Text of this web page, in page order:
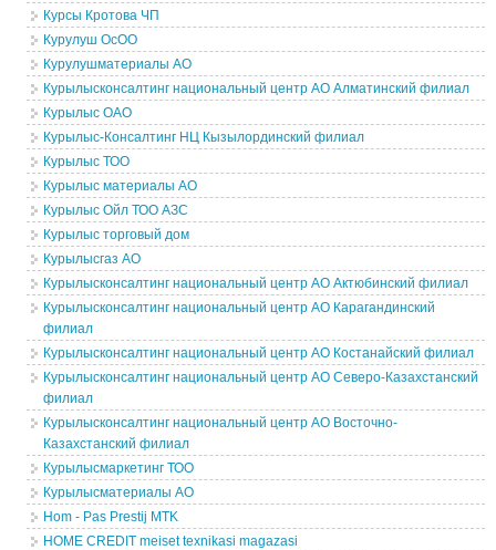
Курсы Кротова ЧП
Курулуш ОсОО
Курулушматериалы АО
Курылысконсалтинг национальный центр АО Алматинский филиал
Курылыс ОАО
Курылыс-Консалтинг НЦ Кызылординский филиал
Курылыс ТОО
Курылыс материалы АО
Курылыс Ойл ТОО АЗС
Курылыс торговый дом
Курылысгаз АО
Курылысконсалтинг национальный центр АО Актюбинский филиал
Курылысконсалтинг национальный центр АО Карагандинский
филиал
Курылысконсалтинг национальный центр АО Костанайский филиал
Курылысконсалтинг национальный центр АО Северо-Казахстанский
филиал
Курылысконсалтинг национальный центр АО Восточно-
Казахстанский филиал
Курылысмаркетинг ТОО
Курылысматериалы АО
Hom - Pas Prestij MTK
HOME CREDIT meiset texnikasi magazasi